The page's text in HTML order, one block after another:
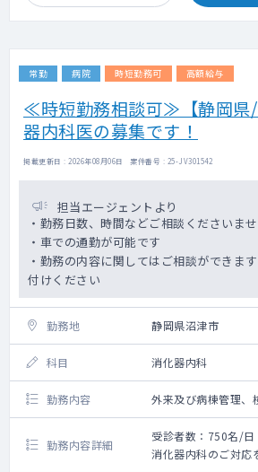
常勤 病院 時短勤務可 高額給与
≪時短勤務相談可≫【静岡県
器内科医の募集です！
掲載更新日 : 2026年08月06日 案件番号 : 25-JV301542
担当エージェントより
・勤務日数、時間などご相談くださいませ
・車での通勤が可能です
・勤務の内容に関してはご相談ができま
付けください
勤務地 静岡県沼津市
科目 消化器内科
勤務内容 外来及び病棟管理、
勤務内容詳細
受診者数：750名/日
消化器内科のご対応